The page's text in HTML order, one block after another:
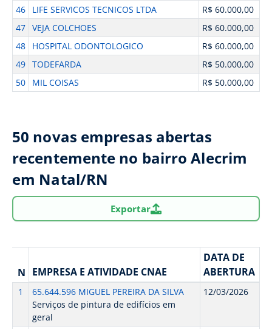
46 LIFE SERVICOS TECNICOS LTDA
R$ 60.000,00
47 VEJA COLCHOES
R$ 60.000,00
48
HOSPITAL ODONTOLOGICO
R$ 60.000,00
49 TODEFARDA
R$ 50.000,00
50
MIL COISAS R$ 50.000,00
50 novas empresas abertas
recentemente no bairro Alecrim
em Natal/RN
Exportar
N EMPRESA E ATIVIDADE CNAE
DATA DE
ABERTURA
1
65.644.596 MIGUEL PEREIRA DA SILVA
Serviços de pintura de edifícios em
geral
12/03/2026